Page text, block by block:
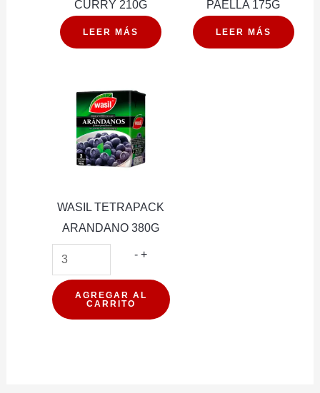
CURRY 210G
LEER MÁS
PAELLA 175G
LEER MÁS
WASIL TETRAPACK
ARANDANO 380G
- WASIL
ARANDANO
380G
+
AGREGAR AL
CARRITO